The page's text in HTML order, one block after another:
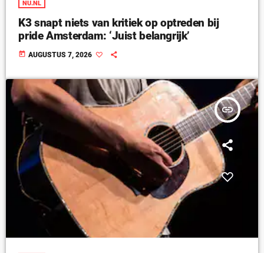
NU.NL
K3 snapt niets van kritiek op optreden bij
pride Amsterdam: ‘Juist belangrijk’
today AUGUSTUS 7, 2026
insert_link